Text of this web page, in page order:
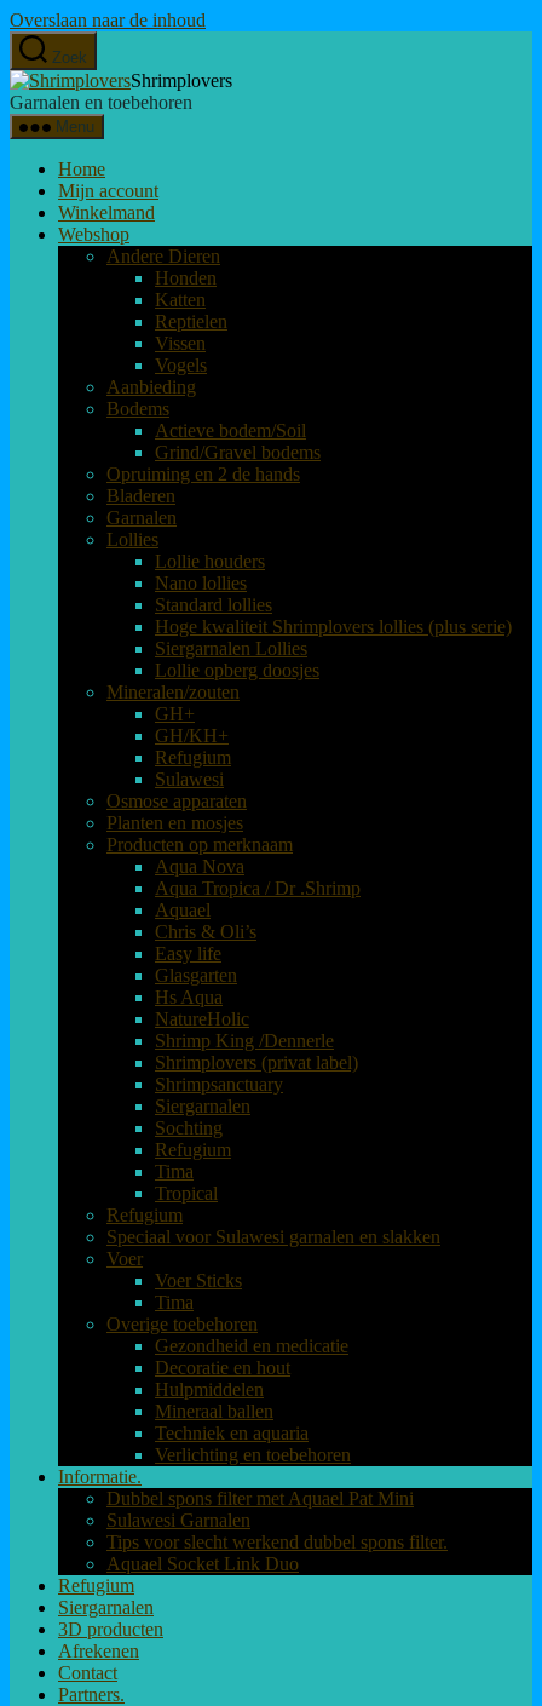
Overslaan naar de inhoud
Zoek
Shrimplovers
Garnalen en toebehoren
Menu
Home
Mijn account
Winkelmand
Webshop
Andere Dieren
Honden
Katten
Reptielen
Vissen
Vogels
Aanbieding
Bodems
Actieve bodem/Soil
Grind/Gravel bodems
Opruiming en 2 de hands
Bladeren
Garnalen
Lollies
Lollie houders
Nano lollies
Standard lollies
Hoge kwaliteit Shrimplovers lollies (plus serie)
Siergarnalen Lollies
Lollie opberg doosjes
Mineralen/zouten
GH+
GH/KH+
Refugium
Sulawesi
Osmose apparaten
Planten en mosjes
Producten op merknaam
Aqua Nova
Aqua Tropica / Dr .Shrimp
Aquael
Chris & Oli’s
Easy life
Glasgarten
Hs Aqua
NatureHolic
Shrimp King /Dennerle
Shrimplovers (privat label)
Shrimpsanctuary
Siergarnalen
Sochting
Refugium
Tima
Tropical
Refugium
Speciaal voor Sulawesi garnalen en slakken
Voer
Voer Sticks
Tima
Overige toebehoren
Gezondheid en medicatie
Decoratie en hout
Hulpmiddelen
Mineraal ballen
Techniek en aquaria
Verlichting en toebehoren
Informatie.
Dubbel spons filter met Aquael Pat Mini
Sulawesi Garnalen
Tips voor slecht werkend dubbel spons filter.
Aquael Socket Link Duo
Refugium
Siergarnalen
3D producten
Afrekenen
Contact
Partners.